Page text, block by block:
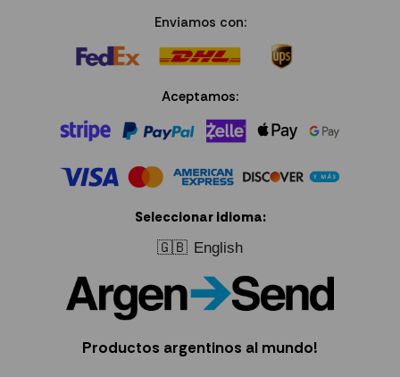
Enviamos con:
Aceptamos:
Seleccionar idioma:
🇬🇧 English
Productos argentinos al mundo!